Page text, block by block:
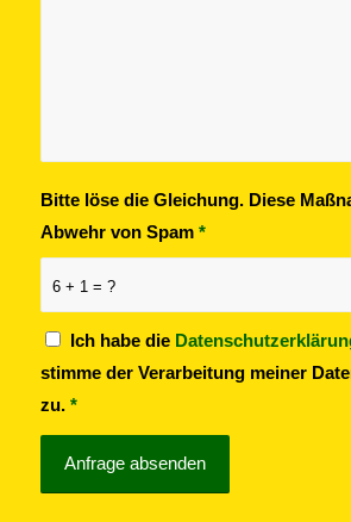
6 + 1 = ?
Bitte löse die Gleichung. Diese
Abwehr von Spam *
Ich habe die
stimme der Verarbeitung meiner
zu. *